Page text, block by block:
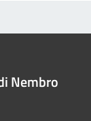
Nembro